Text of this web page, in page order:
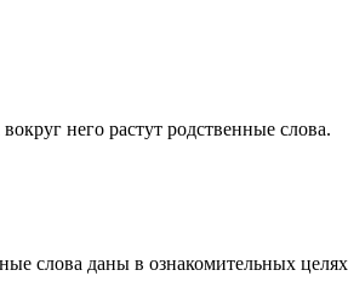
него растут родственные слова.
слова даны в ознакомительных